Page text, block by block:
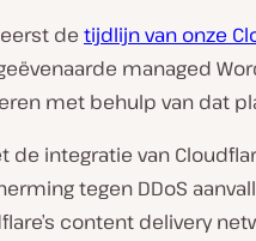
de tijdlijn van onze
managed
met behulp van dat
de integratie van
tegen DDoS
content delivery